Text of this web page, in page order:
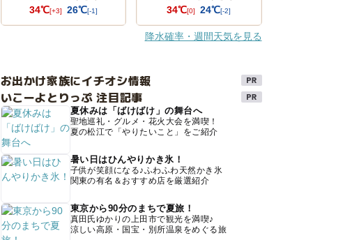
34℃[+3] 26℃[-1]
34℃[0] 24℃[-2]
降水確率・週間天気を見る
お出かけ家族にイチオシ情報
いこーよとりっぷ 注目記事
夏休みは「ばけばけ」の舞台へ
聖地巡礼・グルメ・花火大会を満喫！
夏の松江で「やりたいこと」をご紹介
暑い日はひんやりかき氷！
子供が笑顔になる♪ふわふわ天然かき氷
関東の有名＆おすすめ店を厳選紹介
東京から90分のまちで夏旅！
真田氏ゆかりの上田市で観光を満喫♪
涼しい高原・国宝・別所温泉をめぐる旅